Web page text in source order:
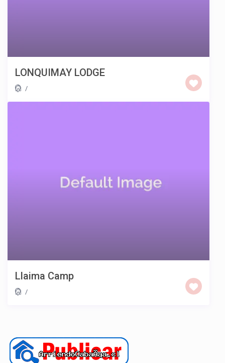
LONQUIMAY LODGE
/
Llaima Camp
/